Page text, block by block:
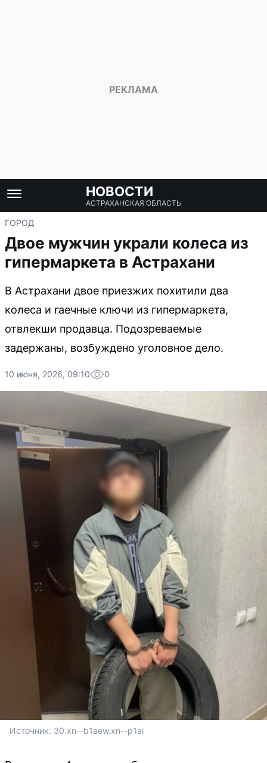
НОВОСТИ
АСТРАХАНСКАЯ ОБЛАСТЬ
ГОРОД
Двое мужчин украли колеса из
гипермаркета в Астрахани
В Астрахани двое приезжих похитили два
колеса и гаечные ключи из гипермаркета,
отвлекши продавца. Подозреваемые
задержаны, возбуждено уголовное дело.
10 июня, 2026, 09:10 0
Источник: 30.xn--b1aew.xn--p1ai